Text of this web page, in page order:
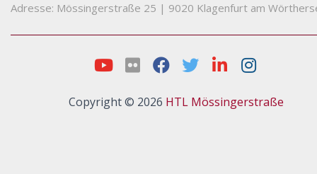
Adresse: Mössingerstraße 25 | 9020 Klagenfurt am
Copyright © 2026 HTL Mössingerstraße